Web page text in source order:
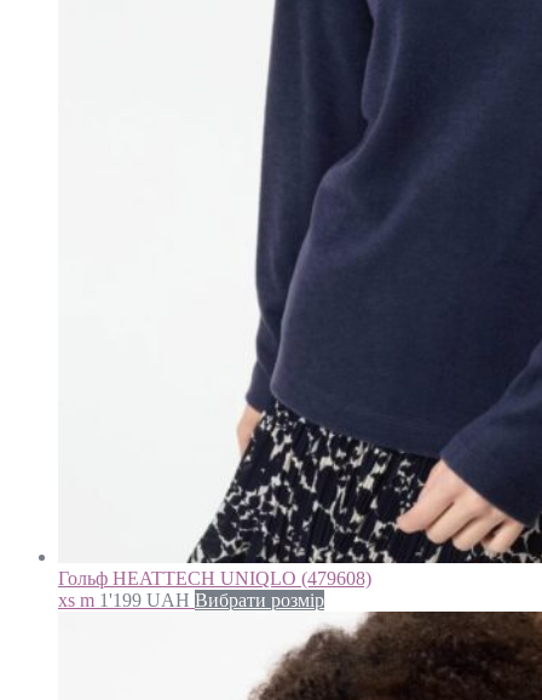
Гольф HEATTECH UNIQLO (479608)
xs m 1'199 UAH Вибрати розмір